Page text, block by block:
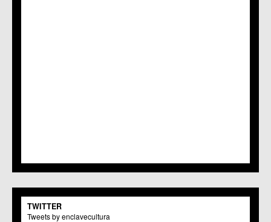
TWITTER
Tweets by enclavecultura